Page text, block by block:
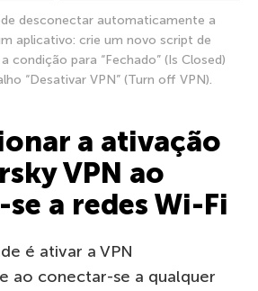
desconectar automaticamente a
aplicativo: crie um novo script de
condição para “Fechado” (Is Closed)
“Desativar VPN” (Turn off VPN).
a ativação
VPN ao
a redes Wi-Fi
é ativar a VPN
ao conectar-se a qualquer